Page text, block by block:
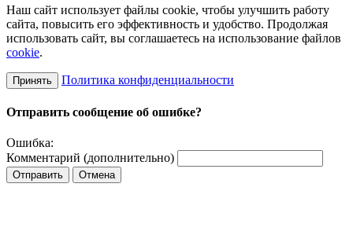
Наш сайт использует файлы cookie, чтобы улучшить работу
сайта, повысить его эффективность и удобство. Продолжая
использовать сайт, вы соглашаетесь на использование файлов
cookie.
Принять Политика конфиденциальности
Отправить сообщение об ошибке?
Ошибка:
Комментарий (дополнительно)
Отправить Отмена